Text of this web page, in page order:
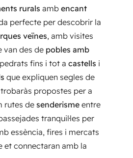
rurals amb encant
perfecte per descobrir la
veïnes, amb visites
van des de pobles amb
fins i tot a castells i
que expliquen segles de
propostes per a
rutes desenderisme entre
tranquil·les per
essència, fires i mercats
et connectaran amb la